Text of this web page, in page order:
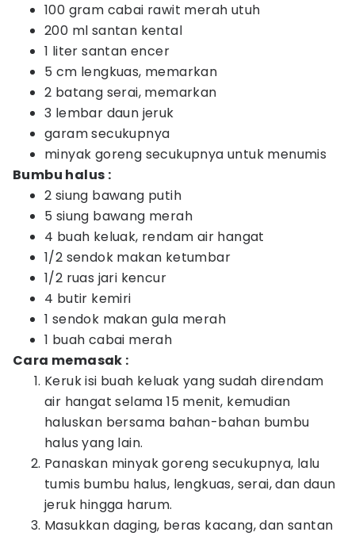
100 gram cabai rawit merah utuh
200 ml santan kental
1 liter santan encer
5 cm lengkuas, memarkan
2 batang serai, memarkan
3 lembar daun jeruk
garam secukupnya
minyak goreng secukupnya untuk menumis
Bumbu halus :
2 siung bawang putih
5 siung bawang merah
4 buah keluak, rendam air hangat
1/2 sendok makan ketumbar
1/2 ruas jari kencur
4 butir kemiri
1 sendok makan gula merah
1 buah cabai merah
Cara memasak :
Keruk isi buah keluak yang sudah direndam
air hangat selama 15 menit, kemudian
haluskan bersama bahan-bahan bumbu
halus yang lain.
Panaskan minyak goreng secukupnya, lalu
tumis bumbu halus, lengkuas, serai, dan daun
jeruk hingga harum.
Masukkan daging, beras kacang, dan santan